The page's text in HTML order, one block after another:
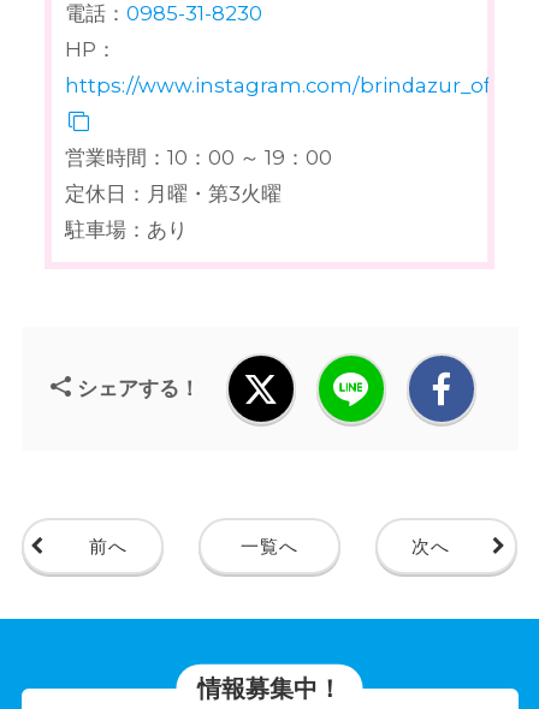
電話：0985-31-8230
HP：
https://www.instagram.com/
営業時間：10：00 ～ 19：00
定休日：月曜・第3火曜
駐車場：あり
シェアする！
前へ 一覧へ 次へ
情報募集中！